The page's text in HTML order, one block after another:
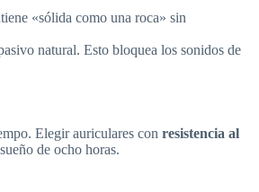
«sólida como una roca» sin
natural. Esto bloquea los sonidos de
Elegir auriculares con resistencia al
de ocho horas.